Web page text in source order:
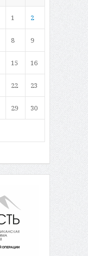
1 2
8 9
15 16
22 23
29 30